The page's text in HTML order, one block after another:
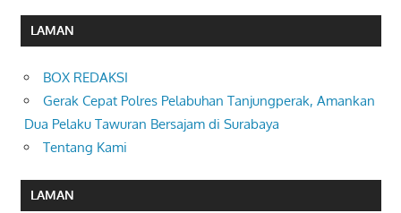
LAMAN
BOX REDAKSI
Gerak Cepat Polres Pelabuhan Tanjungperak, Amankan
Dua Pelaku Tawuran Bersajam di Surabaya
Tentang Kami
LAMAN